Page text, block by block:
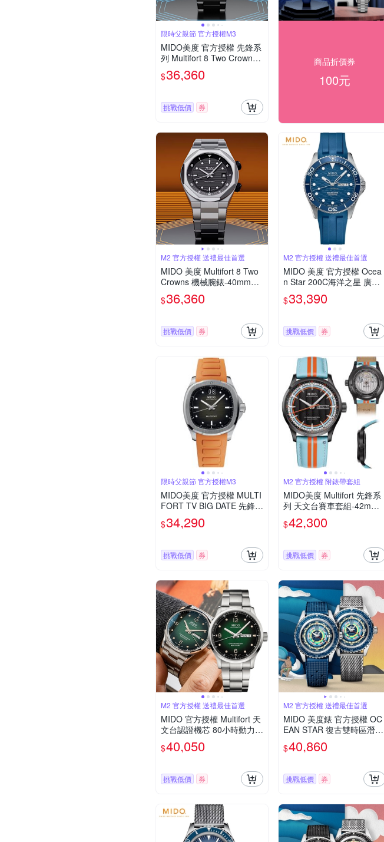
限時父親節 官方授權M3
MIDO美度 官方授權 先鋒系
列 Multifort 8 Two Crowns
八角錶圈 幾何機械腕錶 父
親節 禮物 推薦 40mm/M04
$36,360
挑戰低價 券
商品折價券
100元
M2 官方授權 送禮最佳首選
MIDO 美度 Multifort 8 Two
Crowns 機械腕錶-40mm黑
M0475071105100
$36,360
挑戰低價 券
M2 官方授權 送禮最佳首選
MIDO 美度 官方授權 Ocea
n Star 200C海洋之星 廣告
款陶瓷潛水錶(M042430170
4100)
$33,390
挑戰低價 券
限時父親節 官方授權M3
MIDO美度 官方授權 MULTI
FORT TV BIG DATE 先鋒系
列 TV大日期窗 機械腕錶 父
親節 禮物 推薦 40mm/M04
$34,290
挑戰低價 券
M2 官方授權 附錶帶套組
MIDO美度 Multifort 先鋒系
列 天文台賽車套組-42mm
黑 M0384313605100
$42,300
挑戰低價 券
M2 官方授權 送禮最佳首選
MIDO 官方授權 Multifort 天
文台認證機芯 80小時動力機
械腕錶M0384311109700/4
2mm
$40,050
挑戰低價 券
M2 官方授權 送禮最佳首選
MIDO 美度錶 官方授權 OC
EAN STAR 復古雙時區潛水
機械腕錶-M026829170410
0
$40,860
挑戰低價 券